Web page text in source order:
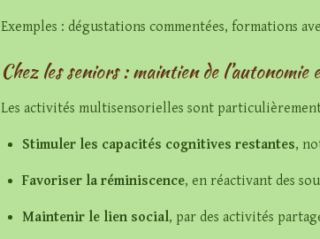
Exemples : dégustations commentées, formations
Chez les seniors : maintien de l’autonomie
Les activités multisensorielles sont
Stimuler les capacités cognitives restantes,
Favoriser la réminiscence, en réactivant des
Maintenir le lien social, par des activités